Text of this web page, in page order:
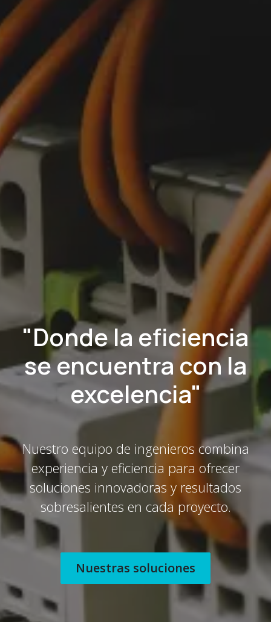
"Donde la eficiencia
se encuentra con la
excelencia"
Nuestro equipo de ingenieros combina
experiencia y eficiencia para ofrecer
soluciones innovadoras y resultados
sobresalientes en cada proyecto.
Nuestras soluciones